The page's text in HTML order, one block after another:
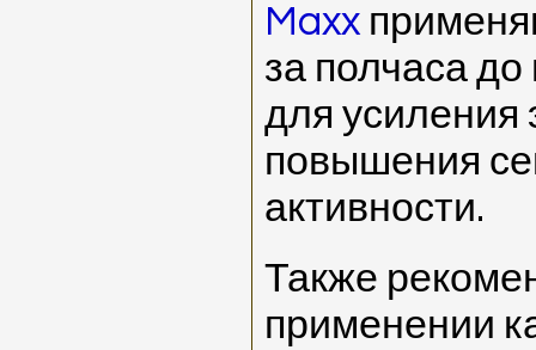
Maxx
за полчаса до
для усиления
повышения
активности.
Также
применении